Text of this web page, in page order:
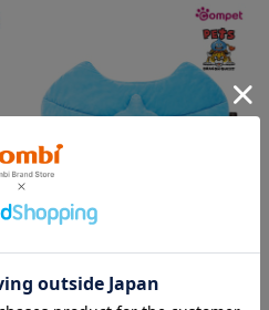
DRAGON QUEST PETs コン
フォートクッション スライム